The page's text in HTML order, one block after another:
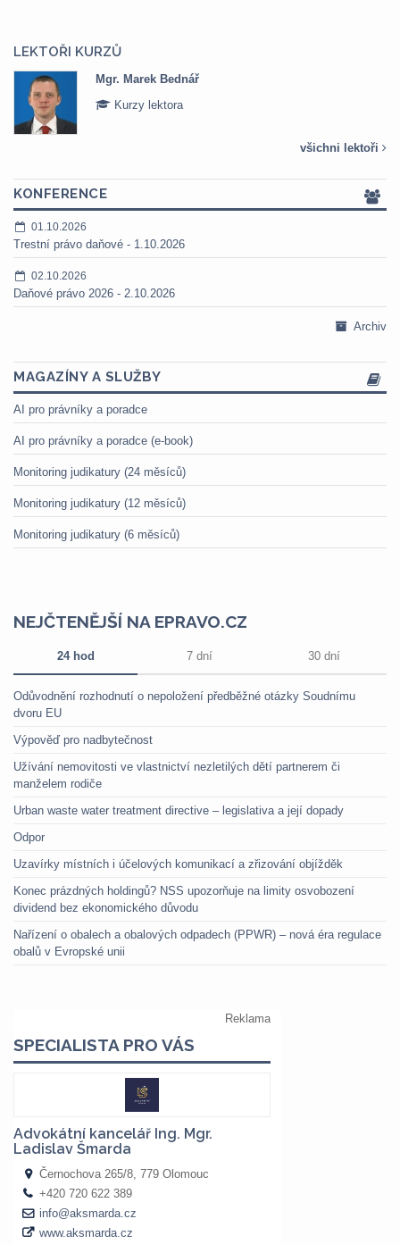
LEKTOŘI KURZŮ
Mgr. Marek Bednář
Kurzy lektora
všichni lektoři
KONFERENCE
01.10.2026
Trestní právo daňové - 1.10.2026
02.10.2026
Daňové právo 2026 - 2.10.2026
Archiv
MAGAZÍNY A SLUŽBY
AI pro právníky a poradce
AI pro právníky a poradce (e-book)
Monitoring judikatury (24 měsíců)
Monitoring judikatury (12 měsíců)
Monitoring judikatury (6 měsíců)
NEJČTENĚJŠÍ NA EPRAVO.CZ
24 hod 7 dní 30 dní
Odůvodnění rozhodnutí o nepoložení předběžné otázky Soudnímu
dvoru EU
Výpověď pro nadbytečnost
Užívání nemovitosti ve vlastnictví nezletilých dětí partnerem či
manželem rodiče
Urban waste water treatment directive – legislativa a její dopady
Odpor
Uzavírky místních i účelových komunikací a zřizování objížděk
Konec prázdných holdingů? NSS upozorňuje na limity osvobození
dividend bez ekonomického důvodu
Nařízení o obalech a obalových odpadech (PPWR) – nová éra regulace
obalů v Evropské unii